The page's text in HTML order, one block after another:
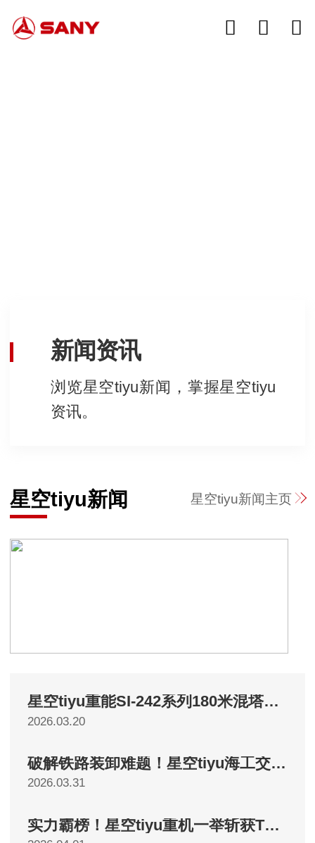
新闻资讯
浏览星空tiyu新闻，掌握星空tiyu
资讯。
星空tiyu新闻 星空tiyu新闻主页
星空tiyu重能SI-242系列180米混塔项目全容量并网，破局低风速开发难题
2026.03.20
破解铁路装卸难题！星空tiyu海工交付46t重叉
2026.03.31
实力霸榜！星空tiyu重机一举斩获TOP50四项大奖！